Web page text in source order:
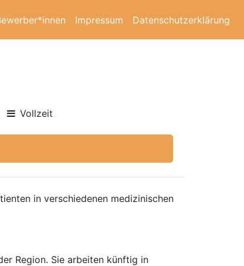
Impressum Datenschutzerklärung
Vollzeit
in verschiedenen medizinischen
Region. Sie arbeiten künftig in